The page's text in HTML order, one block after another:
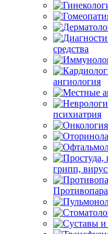
средства
ангиология
психиатрия
грипп,